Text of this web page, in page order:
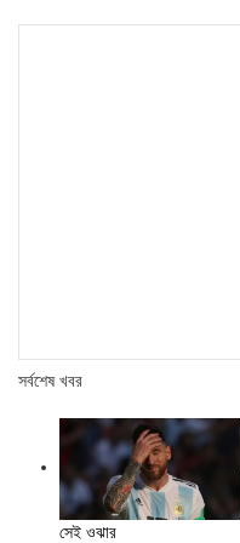
সর্বশেষ খবর
সেই ওঝার